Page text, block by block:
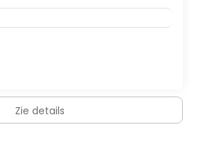
Zie details